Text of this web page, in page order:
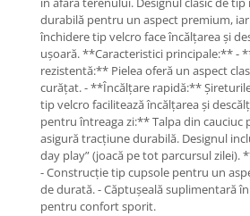
durabilă pentru un aspect premium,
închidere tip velcro face încălțarea și
ușoară. **Caracteristici principale:** -
rezistentă:** Pielea oferă un aspect
curățat. - **Încălțare rapidă:**
tip velcro facilitează încălțarea și
pentru întreaga zi:** Talpa din cauciuc
asigură tracțiune durabilă. Designul
day play” (joacă pe tot parcursul
- Construcție tip cupsole pentru un
de durată. - Căptușeală suplimentară
pentru confort sporit.